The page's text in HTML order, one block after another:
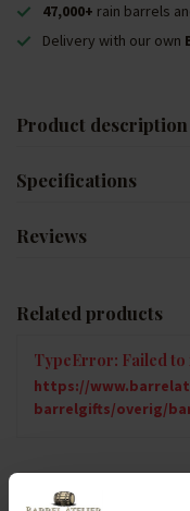
47,000+ rain barrels
Delivery with our own
Product description
Specifications
Reviews
Related products
TypeError: Failed to
https://
barrelgifts/overig/
Vragen over dit